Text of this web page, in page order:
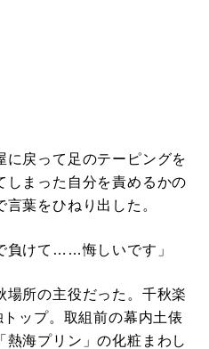
戻って足のテーピングを
しまった自分を責めるかの
葉をひねり出した。
負けて……悔しいです」
所の主役だった。千秋楽
ップ。取組前の幕内土俵
熱海プリン」の化粧まわし